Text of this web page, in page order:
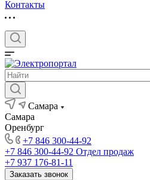
Контакты
Самара
Самара
Оренбург
+7 846 300-44-92
+7 846 300-44-92 Отдел продаж
+7 937 176-81-11
Заказать звонок